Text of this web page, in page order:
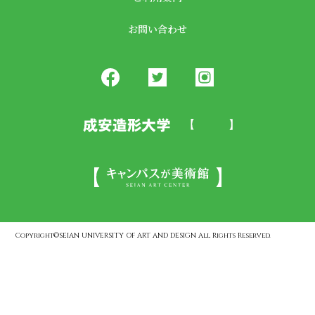
お問い合わせ
Copyright©SEIAN UNIVERSITY OF ART AND DESIGN All Rights Reserved.